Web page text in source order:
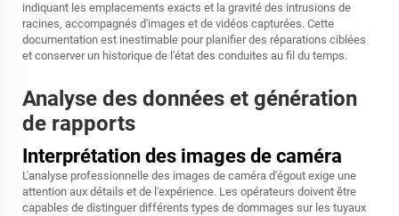
indiquant les emplacements exacts et la gravité des intrusions de
racines, accompagnés d'images et de vidéos capturées. Cette
documentation est inestimable pour planifier des réparations ciblées
et conserver un historique de l'état des conduites au fil du temps.
Analyse des données et génération
de rapports
Interprétation des images de caméra
L'analyse professionnelle des images de caméra d'égout exige une
attention aux détails et de l'expérience. Les opérateurs doivent être
capables de distinguer différents types de dommages sur les tuyaux